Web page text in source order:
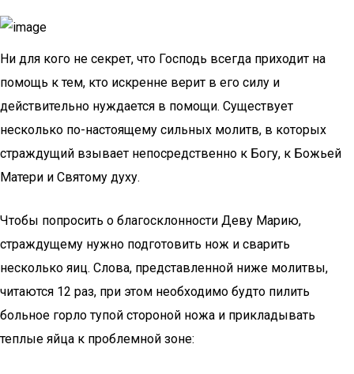
Ни для кого не секрет, что Господь всегда приходит на
помощь к тем, кто искренне верит в его силу и
действительно нуждается в помощи. Существует
несколько по-настоящему сильных молитв, в которых
страждущий взывает непосредственно к Богу, к Божьей
Матери и Святому духу.
Чтобы попросить о благосклонности Деву Марию,
страждущему нужно подготовить нож и сварить
несколько яиц. Слова, представленной ниже молитвы,
читаются 12 раз, при этом необходимо будто пилить
больное горло тупой стороной ножа и прикладывать
теплые яйца к проблемной зоне: